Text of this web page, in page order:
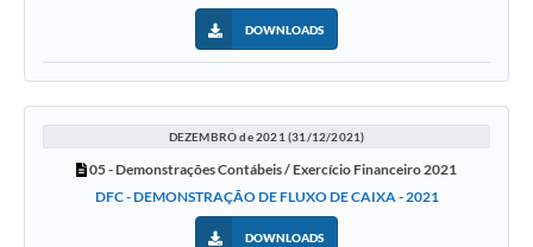
DOWNLOADS
DEZEMBRO de 2021 (31/12/2021)
05 - Demonstrações Contábeis / Exercício Financeiro 2021
DFC - DEMONSTRAÇÃO DE FLUXO DE CAIXA - 2021
DOWNLOADS